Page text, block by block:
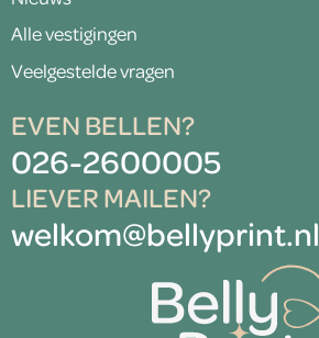
Alle vestigingen
Veelgestelde vragen
EVEN BELLEN?
026-2600005
LIEVER MAILEN?
welkom@bellyprint.nl